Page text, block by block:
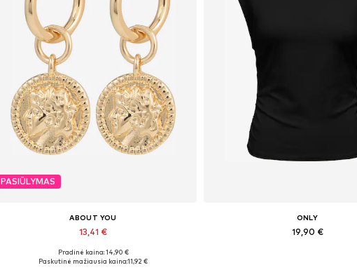
PASIŪLYMAS
ABOUT YOU
13,41 €
Galimi dydžiai: One Size
Pradinė kaina: 14,90 €
Paskutinė mažiausia kaina:11,92 €
ONLY
19,90 €